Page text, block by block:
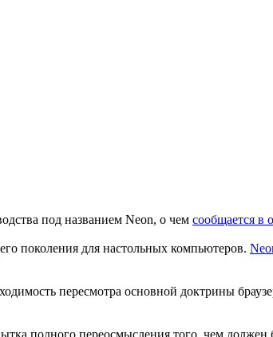
под названием Neon, о чем сообщается в
поколения для настольных компьютеров.
пересмотра основной доктрины
полного переосмысления того, чем должен